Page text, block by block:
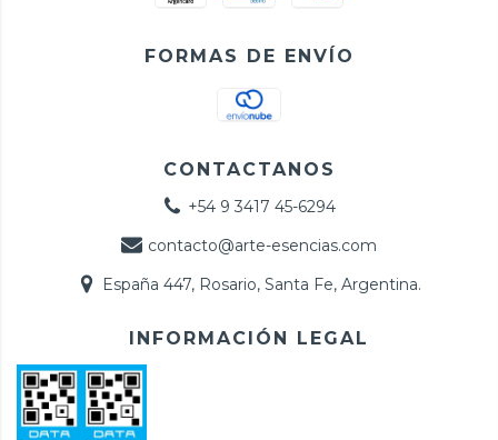
FORMAS DE ENVÍO
CONTACTANOS
+54 9 3417 45-6294
contacto@arte-esencias.com
España 447, Rosario, Santa Fe, Argentina.
INFORMACIÓN LEGAL